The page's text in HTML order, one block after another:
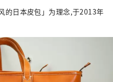
的日本皮包」为理念,于2013年